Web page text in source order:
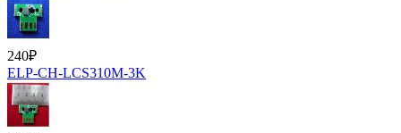
240₽
ELP-CH-LCS310M-3K